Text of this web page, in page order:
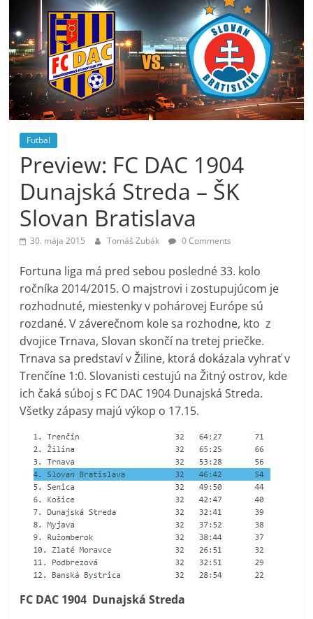
Futbal
Preview: FC DAC 1904
Dunajská Streda – ŠK
Slovan Bratislava
30. mája 2015 Tomáš Zubák 0 Comments
Fortuna liga má pred sebou posledné 33. kolo
ročníka 2014/2015. O majstrovi i zostupujúcom je
rozhodnuté, miestenky v pohárovej Európe sú
rozdané. V záverečnom kole sa rozhodne, kto z
dvojice Trnava, Slovan skončí na tretej priečke.
Trnava sa predstaví v Žiline, ktorá dokázala vyhrať v
Trenčíne 1:0. Slovanisti cestujú na Žitný ostrov, kde
ich čaká súboj s FC DAC 1904 Dunajská Streda.
Všetky zápasy majú výkop o 17.15.
FC DAC 1904 Dunajská Streda